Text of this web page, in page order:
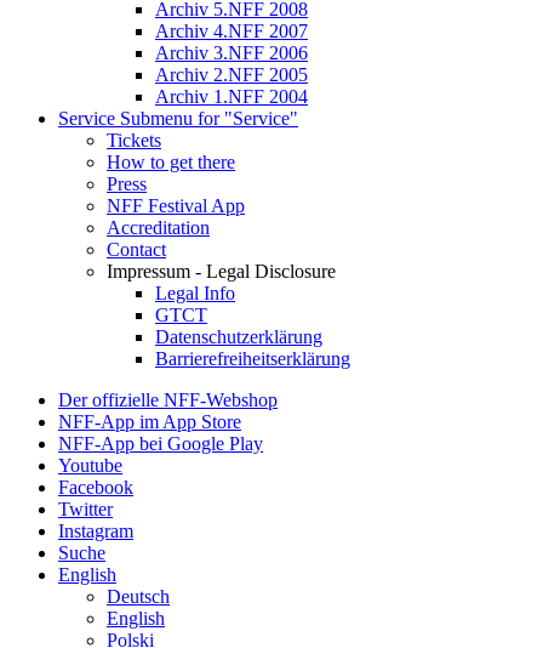
Archiv 5.NFF 2008
Archiv 4.NFF 2007
Archiv 3.NFF 2006
Archiv 2.NFF 2005
Archiv 1.NFF 2004
Service Submenu for "Service"
Tickets
How to get there
Press
NFF Festival App
Accreditation
Contact
Impressum - Legal Disclosure
Legal Info
GTCT
Datenschutzerklärung
Barrierefreiheitserklärung
Der offizielle NFF-Webshop
NFF-App im App Store
NFF-App bei Google Play
Youtube
Facebook
Twitter
Instagram
Suche
English
Deutsch
English
Polski